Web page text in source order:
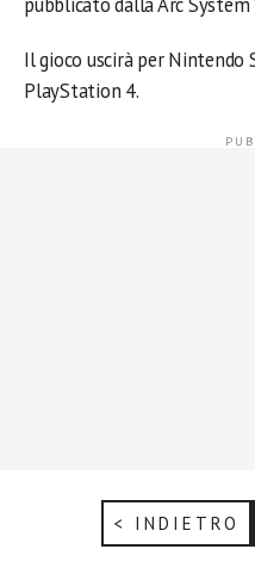
Il gioco uscirà per
PlayStation 4.
< INDIETRO